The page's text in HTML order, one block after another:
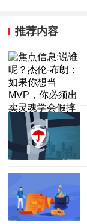
推荐内容